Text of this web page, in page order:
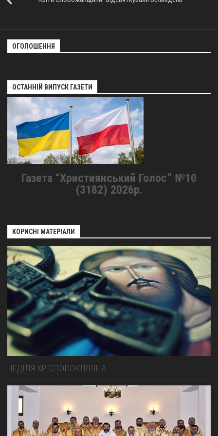
ОГОЛОШЕННЯ
ОСТАННІЙ ВИПУСК ГАЗЕТИ
Газета “Християнський Голос” №10
(3182) 2026р.
КОРИСНІ МАТЕРІАЛИ
НЕДІЛЯ ХРЕСТОПОКЛОННА